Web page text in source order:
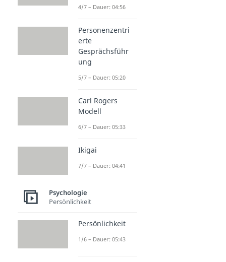
4/7 – Dauer: 04:56
Personenzentri
erte
Gesprächsführ
ung
5/7 – Dauer: 05:20
Carl Rogers
Modell
6/7 – Dauer: 05:33
Ikigai
7/7 – Dauer: 04:41
Psychologie
Persönlichkeit
Persönlichkeit
1/6 – Dauer: 05:43